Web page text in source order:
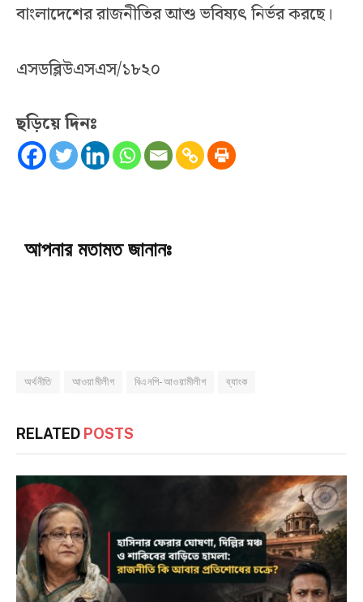
বাংলাদেশের রাজনীতির আশু ভবিষ্যৎ নির্ভর করছে।
এসডব্লিউএসএস/১৮২০
ছড়িয়ে দিনঃ
আপনার মতামত জানানঃ
অর্থনীতি আওয়ামীলীগ বিএনপি-আওয়ামীলীগ ব্যাংক
RELATED POSTS